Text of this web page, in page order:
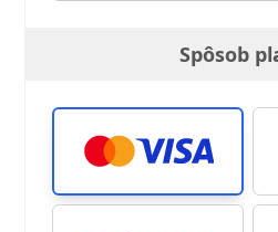
Spôsob